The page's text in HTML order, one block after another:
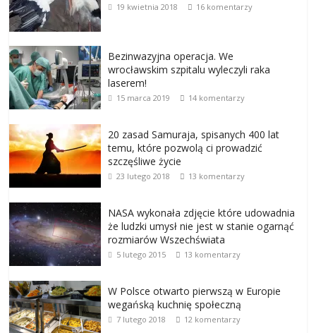
19 kwietnia 2018 16 komentarzy
Bezinwazyjna operacja. We
wrocławskim szpitalu wyleczyli raka
laserem!
15 marca 2019 14 komentarzy
20 zasad Samuraja, spisanych 400 lat
temu, które pozwolą ci prowadzić
szczęśliwe życie
23 lutego 2018 13 komentarzy
NASA wykonała zdjęcie które udowadnia
że ludzki umysł nie jest w stanie ogarnąć
rozmiarów Wszechświata
5 lutego 2015 13 komentarzy
W Polsce otwarto pierwszą w Europie
wegańską kuchnię społeczną
7 lutego 2018 12 komentarzy